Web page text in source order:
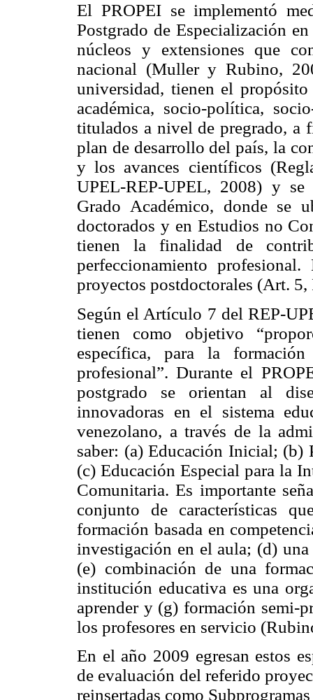
El PROPEI se implementó
Postgrado de Especialización
núcleos y extensiones que
nacional (Muller y Rubino,
universidad, tienen el
académica, socio-política,
titulados a nivel de pregrado, a
plan de desarrollo del país, la
y los avances científicos
UPEL-REP-UPEL, 2008) y se
Grado Académico, donde se
doctorados y en Estudios no
tienen la finalidad de
perfeccionamiento
proyectos postdoctorales (Art. 5,
Según el Artículo 7 del REP-
tienen como objetivo
específica, para la
profesional”. Durante el
postgrado se orientan al
innovadoras en el sistema
venezolano, a través de la
saber: (a) Educación Inicial; (b)
(c) Educación Especial para la
Comunitaria. Es importante
conjunto de características
formación basada en
investigación en el aula; (d)
(e) combinación de una
institución educativa es una
aprender y (g) formación semi-
los profesores en servicio
En el año 2009 egresan estos
de evaluación del referido
reinsertadas como